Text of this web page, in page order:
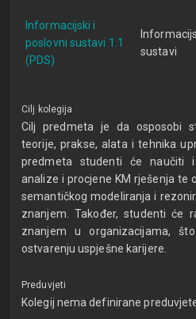
Informacijski i
poslovni sustavi 1.1
(PDS)
sustavi
Cilj kolegija
Cilj predmeta je da osposobi
teorije, prakse, alata i tehnika
predmeta studenti će naučiti
analize i procjene KM rješenja te
semantičkog modeliranja i
znanjem. Također, studenti će
znanjem u organizacijama,
ostvarenju uspješne karijere.
Preduvjeti
Kolegij nema definirane